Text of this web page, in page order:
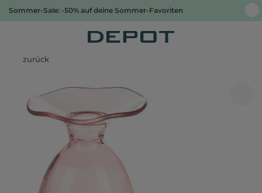
Sommer-Sale: -50% auf deine Sommer-Favoriten
zurück